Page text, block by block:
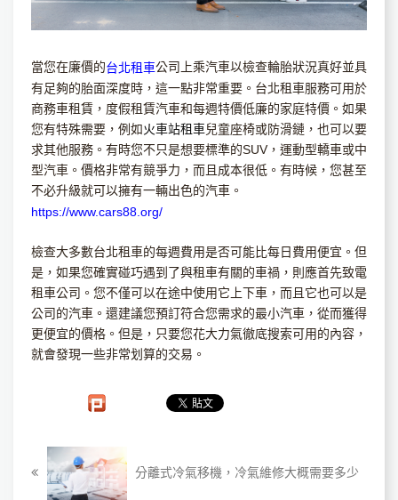
當您在廉價的台北租車公司上乘汽車以檢查輪胎狀況真好並具
有足夠的胎面深度時，這一點非常重要。台北租車服務可用於
商務車租賃，度假租賃汽車和每週特價低廉的家庭特價。如果
您有特殊需要，例如火車站租車兒童座椅或防滑鏈，也可以要
求其他服務。有時您不只是想要標準的SUV，運動型轎車或中
型汽車。價格非常有競爭力，而且成本很低。有時候，您甚至
不必升級就可以擁有一輛出色的汽車。
https://www.cars88.org/
檢查大多數台北租車的每週費用是否可能比每日費用便宜。但
是，如果您確實碰巧遇到了與租車有關的車禍，則應首先致電
租車公司。您不僅可以在途中使用它上下車，而且它也可以是
公司的汽車。還建議您預訂符合您需求的最小汽車，從而獲得
更便宜的價格。但是，只要您花大力氣徹底搜索可用的內容，
就會發現一些非常划算的交易。
分離式冷氣移機，冷氣維修大概需要多少